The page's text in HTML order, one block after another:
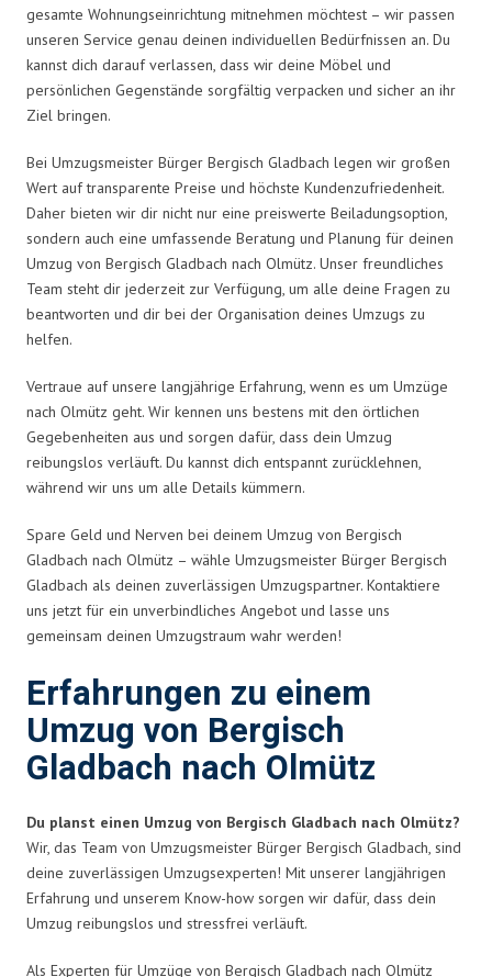
gesamte Wohnungseinrichtung mitnehmen möchtest – wir passen
unseren Service genau deinen individuellen Bedürfnissen an. Du
kannst dich darauf verlassen, dass wir deine Möbel und
persönlichen Gegenstände sorgfältig verpacken und sicher an ihr
Ziel bringen.
Bei Umzugsmeister Bürger Bergisch Gladbach legen wir großen
Wert auf transparente Preise und höchste Kundenzufriedenheit.
Daher bieten wir dir nicht nur eine preiswerte Beiladungsoption,
sondern auch eine umfassende Beratung und Planung für deinen
Umzug von Bergisch Gladbach nach Olmütz. Unser freundliches
Team steht dir jederzeit zur Verfügung, um alle deine Fragen zu
beantworten und dir bei der Organisation deines Umzugs zu
helfen.
Vertraue auf unsere langjährige Erfahrung, wenn es um Umzüge
nach Olmütz geht. Wir kennen uns bestens mit den örtlichen
Gegebenheiten aus und sorgen dafür, dass dein Umzug
reibungslos verläuft. Du kannst dich entspannt zurücklehnen,
während wir uns um alle Details kümmern.
Spare Geld und Nerven bei deinem Umzug von Bergisch
Gladbach nach Olmütz – wähle Umzugsmeister Bürger Bergisch
Gladbach als deinen zuverlässigen Umzugspartner. Kontaktiere
uns jetzt für ein unverbindliches Angebot und lasse uns
gemeinsam deinen Umzugstraum wahr werden!
Erfahrungen zu einem
Umzug von Bergisch
Gladbach nach Olmütz
Du planst einen Umzug von Bergisch Gladbach nach Olmütz?
Wir, das Team von Umzugsmeister Bürger Bergisch Gladbach, sind
deine zuverlässigen Umzugsexperten! Mit unserer langjährigen
Erfahrung und unserem Know-how sorgen wir dafür, dass dein
Umzug reibungslos und stressfrei verläuft.
Als Experten für Umzüge von Bergisch Gladbach nach Olmütz